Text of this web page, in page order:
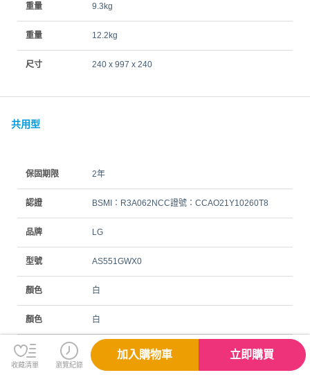
重量 9.3kg
重量 12.2kg
尺寸 240 x 997 x 240
共用型
保固期限 2年
認證 BSMI：R3A062NCC證號：CCAO21Y10260T8
品牌 LG
型號 AS551GWX0
顏色 白
顏色 白
尺寸(長x寬x
高)
240 x 997 x 240
收藏清單 瀏覽紀錄
加入購物車 立即購買